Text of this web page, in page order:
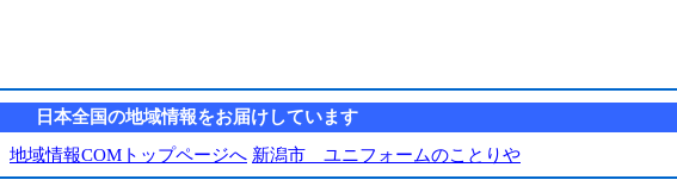
日本全国の地域情報をお届けしています
地域情報COMトップページへ 新潟市 ユニフォームのことりや